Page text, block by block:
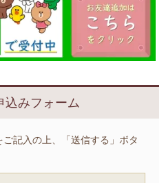
込みフォーム
記入の上、「送信する」ボタ